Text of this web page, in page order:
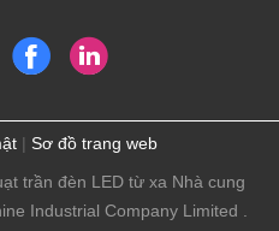
| Sơ đồ trang web
trần đèn LED từ xa Nhà cung
Industrial Company Limited .